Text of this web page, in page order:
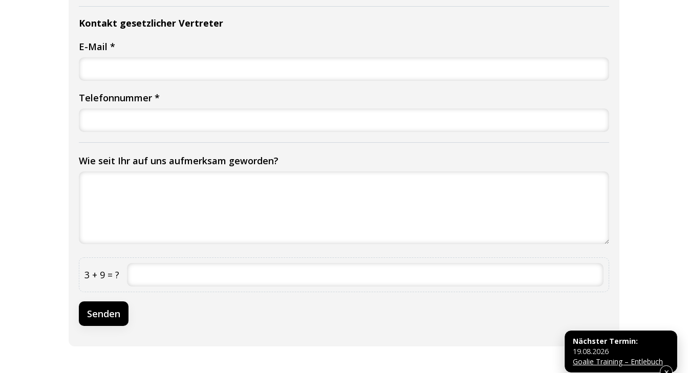
Kontakt gesetzlicher Vertreter
E-Mail *
Telefonnummer *
Wie seit Ihr auf uns aufmerksam geworden?
3 + 9 = ?
Senden
Nächster Termin:
19.08.2026
Goalie Training – Entlebuch